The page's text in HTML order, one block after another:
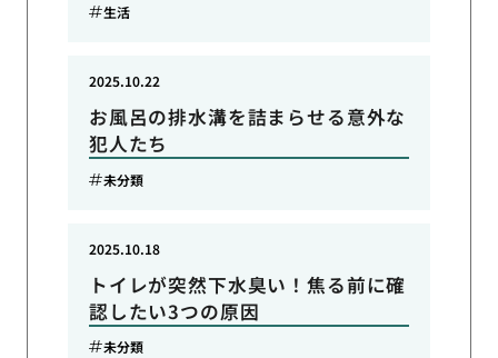
生活
お風呂の排水溝を詰まらせる意外な
犯人たち
2025.10.22
未分類
トイレが突然下水臭い！焦る前に確
認したい3つの原因
2025.10.18
未分類